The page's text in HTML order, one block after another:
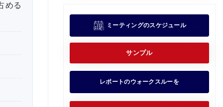
める
ミーティングのスケジュール
サンプル
レポートのウォークスルーを